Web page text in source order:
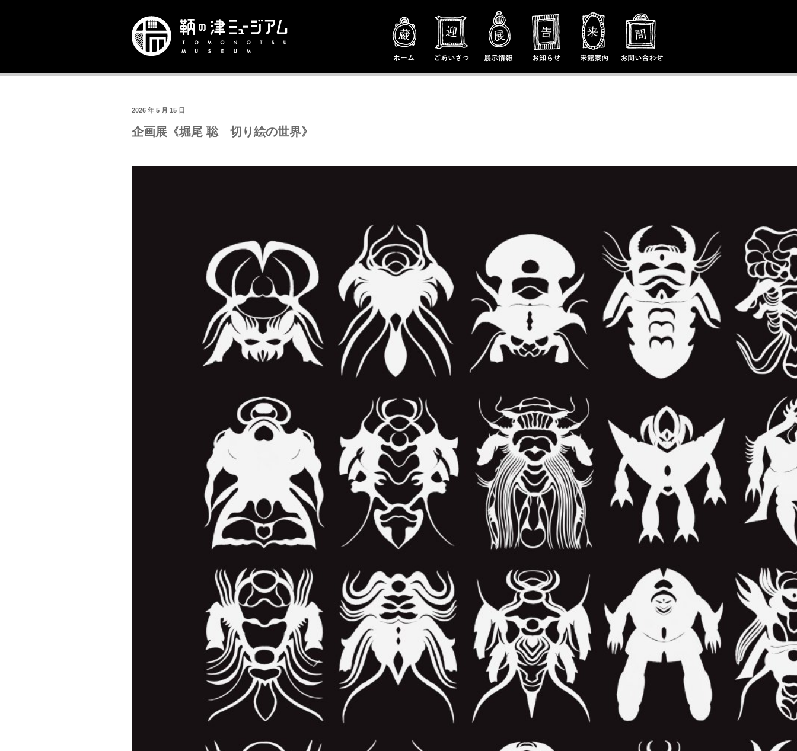
2026 年 5 月 15 日
企画展《堀尾 聡 切り絵の世界》